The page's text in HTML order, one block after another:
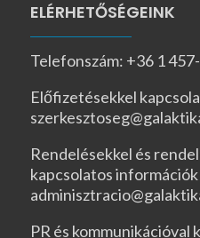
ELÉRHETŐSÉGEINK
Telefonszám: +36 1
Előfizetésekkel
Rendelésekkel és
kapcsolatos információk
PR és